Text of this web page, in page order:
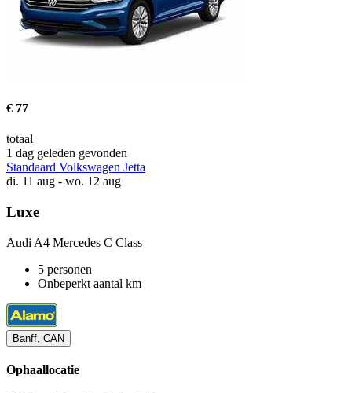
€ 77
totaal
1 dag geleden gevonden
Standaard Volkswagen Jetta
di. 11 aug - wo. 12 aug
Luxe
Audi A4 Mercedes C Class
5 personen
Onbeperkt aantal km
Banff, CAN
Ophaallocatie